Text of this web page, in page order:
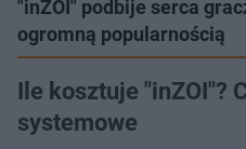
"inZOI" podbije serca
ogromną popularnością
Ile kosztuje "inZOI"?
systemowe